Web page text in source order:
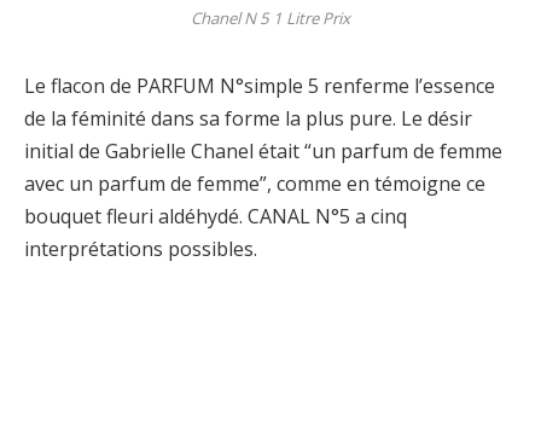
Chanel N 5 1 Litre Prix
Le flacon de PARFUM N°simple 5 renferme l’essence
de la féminité dans sa forme la plus pure. Le désir
initial de Gabrielle Chanel était “un parfum de femme
avec un parfum de femme”, comme en témoigne ce
bouquet fleuri aldéhydé. CANAL N°5 a cinq
interprétations possibles.